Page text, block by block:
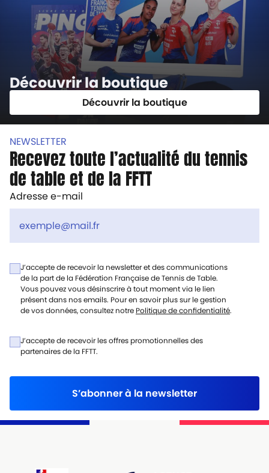
Découvrir la boutique
Découvrir la boutique
NEWSLETTER
Recevez toute l’actualité du tennis
de table et de la FFTT
Adresse e-mail
J’accepte de recevoir la newsletter et des communications
de la part de la Fédération Française de Tennis de Table.
Vous pouvez vous désinscrire à tout moment via le lien
présent dans nos emails. Pour en savoir plus sur le gestion
de vos données, consultez notre Politique de confidentialité.
J’accepte de recevoir les offres promotionnelles des
partenaires de la FFTT.
S’abonner à la newsletter